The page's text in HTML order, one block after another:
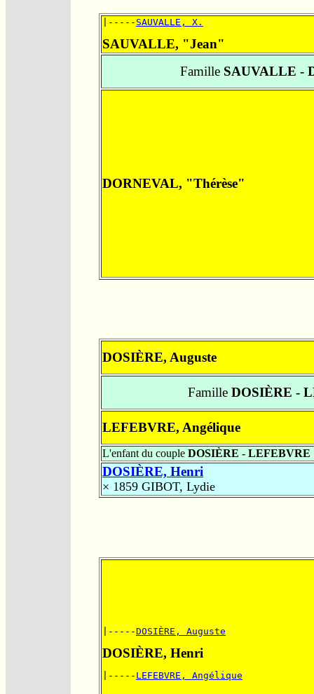
|----- SAUVALLE, X.
SAUVALLE, "Jean"
Famille SAUVALLE -
DORNEVAL, "Thérèse"
DOSIÈRE, Auguste
FamilleDOSIÈRE -
LEFEBVRE, Angélique
L'enfant du couple DOSIÈRE - LEFEBVRE
DOSIÈRE, Henri
× 1859 GIBOT, Lydie
|-----DOSIÈRE, Auguste
DOSIÈRE, Henri
|----- LEFEBVRE, Angélique